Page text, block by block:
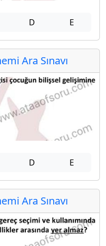
D E
Ara Sınavı
D E
Ara Sınavı